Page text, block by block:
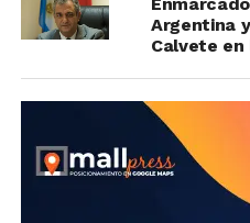
Argentina
Calvete en